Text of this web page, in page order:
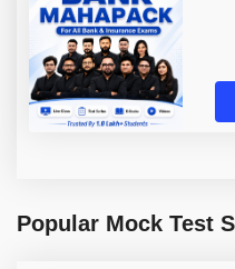
Popular Mock Test